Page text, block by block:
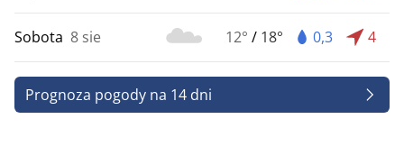
Sobota 8 sie 12° / 18° 0,3 4
Prognoza pogody na 14 dni